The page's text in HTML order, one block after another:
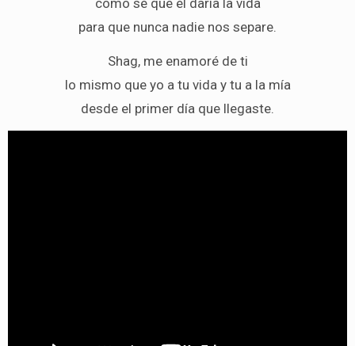
como sé que él daría la vida
para que nunca nadie nos separe.
Shag, me enamoré de ti
lo mismo que yo a tu vida y tu a la mía
desde el primer día que llegaste.